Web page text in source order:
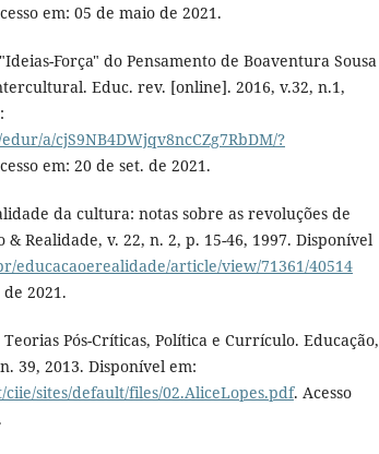
em: 05 de maio de 2021.
Força" do Pensamento de Boaventura Sousa
Educ. rev. [online]. 2016, v.32, n.1,
a/cjS9NB4DWjqv8ncCZg7RbDM/?
em: 20 de set. de 2021.
da cultura: notas sobre as revoluções de
& Realidade, v. 22, n. 2, p. 15-46, 1997. Disponível
educacaoerealidade/article/view/71361/40514
2021.
Pós-Críticas, Política e Currículo. Educação,
39, 2013. Disponível em:
sites/default/files/02.AliceLopes.pdf. Acesso